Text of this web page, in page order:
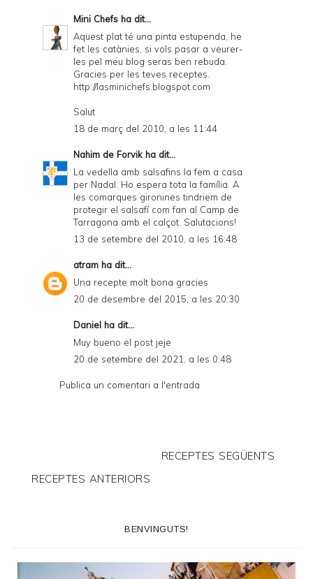
Mini Chefs ha dit...
Aquest plat té una pinta estupenda, he
fet les catànies, si vols pasar a veurer-
les pel meu blog seras ben rebuda.
Gracies per les teves receptes.
http://lasminichefs.blogspot.com
Salut
18 de març del 2010, a les 11:44
Nahim de Forvikha dit...
La vedella amb salsafins la fem a casa
per Nadal. Ho espera tota la família. A
les comarques gironines tindriem de
protegir el salsafí com fan al Camp de
Tarragona amb el calçot. Salutacions!
13 de setembre del 2010, a les 16:48
atram ha dit...
Una recepte molt bona gracies
20 de desembre del 2015, a les 20:30
Daniel ha dit...
Muy bueno el post jeje
20 de setembre del 2021, a les 0:48
Publica un comentari a l'entrada
RECEPTES SEGÜENTS
RECEPTES ANTERIORS
BENVINGUTS!